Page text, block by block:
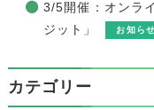
3/5開催：オンラ
ジット」
お知らせ
カテゴリー